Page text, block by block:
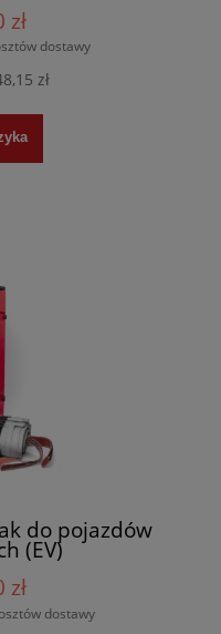
dostawy
zł
do pojazdów
(EV)
dostawy